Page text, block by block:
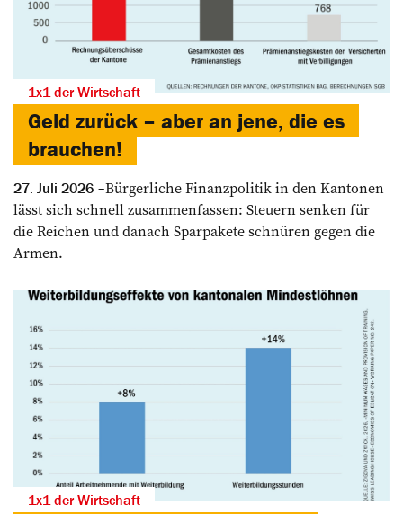
1x1 der Wirtschaft
Geld zurück – aber an jene, die es
brauchen!
27. Juli 2026
Bürgerliche Finanzpolitik in den Kantonen
lässt sich schnell zusammenfassen: Steuern senken für
die Reichen und danach Sparpakete schnüren gegen die
Armen.
1x1 der Wirtschaft